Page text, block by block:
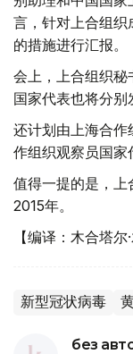
言，针对上合组织
的措施进行汇报。
会上，上合组织秘
国家代表也将分别
还计划由上海合作
作组织观察员国家
值得一提的是，上
2015年。
【编译：木合塔尔
新型冠状病毒
без